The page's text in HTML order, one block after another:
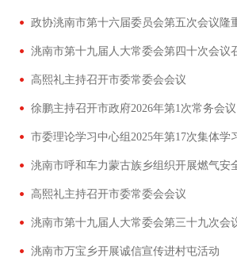
政协洮南市第十六届委员会第五次会议隆
洮南市第十九届人大常委会第四十次会议
高熙礼主持召开市委常委会会议
徐鹏主持召开市政府2026年第1次常务会议
市委理论学习中心组2025年第17次集体学
洮南市呼和车力蒙古族乡组织开展燃气安
高熙礼主持召开市委常委会会议
洮南市第十九届人大常委会第三十九次会
洮南市万宝乡开展诚信宣传进村屯活动